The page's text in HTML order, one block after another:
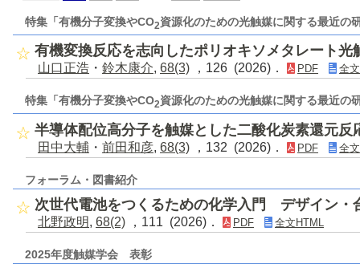
特集「有機分子変換やCO2資源化のための光触媒に関する最近の
有機変換反応を志向したポリオキソメタレート光
山口正浩 ・ 鈴木康介, 68(3) ，126 (2026)． PDF 全
特集「有機分子変換やCO2資源化のための光触媒に関する最近の
半導体配位高分子を触媒とした二酸化炭素還元反
田中大輔 ・ 前田和彦, 68(3) ，132 (2026)． PDF 全
フォーラム・図書紹介
次世代電池をつくるための化学入門 デザイン・
北野政明, 68(2) ，111 (2026)． PDF 全文HTML
2025年度触媒学会 表彰